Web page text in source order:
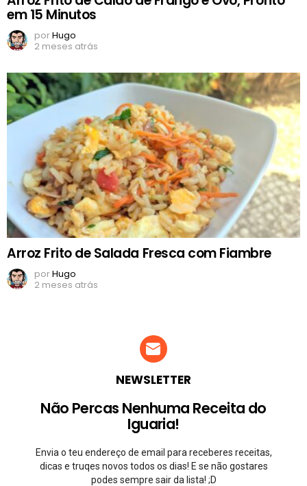
em 15 Minutos
porHugo
2 meses atrás
Arroz Frito de Salada Fresca com Fiambre
porHugo
2 meses atrás
NEWSLETTER
Não Percas Nenhuma Receita do
Iguaria!
Envia o teu endereço de email para receberes receitas,
dicas e truqes novos todos os dias! E se não gostares
podes sempre sair da lista! ;D